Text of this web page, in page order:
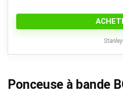
Stanley
Ponceuse à bande